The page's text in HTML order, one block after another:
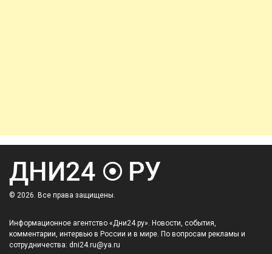
© 2026. Все права защищены.
Информационное агентство «Дни24.ру». Новости, события,
комментарии, интервью в России и в мире. По вопросам рекламы и
сотрудничества: dni24.ru@ya.ru